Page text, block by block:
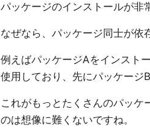
パッケージのインストールが非
なぜなら、パッケージ同士が依
例えばパッケージAをインスト
使用しており、先にパッケージ
これがもっとたくさんのパッケ
のは想像に難くないですね。